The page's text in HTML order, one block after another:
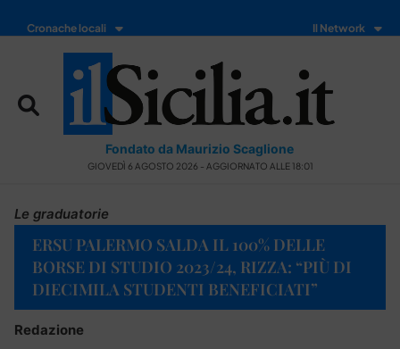
Cronache locali Il Network
Fondato da Maurizio Scaglione
GIOVEDÌ 6 AGOSTO 2026 - AGGIORNATO ALLE 18:01
Le graduatorie
ERSU PALERMO SALDA IL 100% DELLE
BORSE DI STUDIO 2023/24, RIZZA: “PIÙ DI
DIECIMILA STUDENTI BENEFICIATI”
Redazione